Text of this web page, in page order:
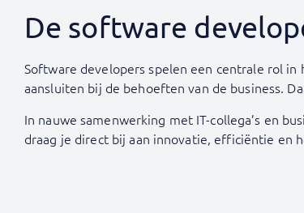
De software
Software developers spelen een centrale rol
aansluiten bij de behoeften van de business.
In nauwe samenwerking met IT-collega’s en
draag je direct bij aan innovatie, efficiëntie en